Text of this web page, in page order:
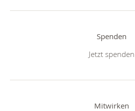
Spenden
Jetzt spenden
Mitwirken